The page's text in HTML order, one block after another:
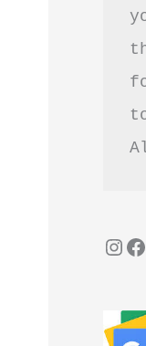
InstagramFacebook